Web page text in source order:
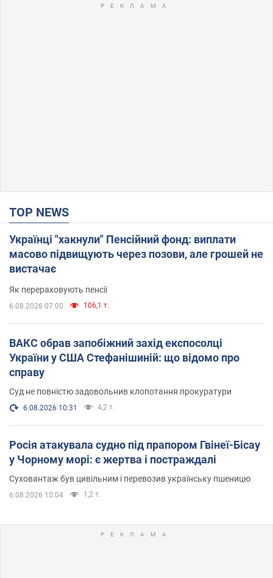
TOP NEWS
Українці "хакнули" Пенсійний фонд: виплати
масово підвищують через позови, але грошей не
вистачає
Як перераховують пенсії
6.08.2026 07:00 106,1 т.
ВАКС обрав запобіжний захід експосолці
України у США Стефанішиній: що відомо про
справу
Суд не повністю задовольнив клопотання прокуратури
6.08.2026 10:31 4,2 т.
Росія атакувала судно під прапором Гвінеї-Бісау
у Чорному морі: є жертва і постраждалі
Суховантаж був цивільним і перевозив українську пшеницю
6.08.2026 10:04 1,2 т.